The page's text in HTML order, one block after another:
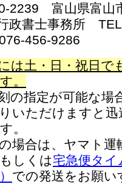
2239 富山県富山
政書士事務所
456-9286
は土・日・祝日で
。
の指定が可能な場
いただけますと
。
場合は、ヤマト運
もしくは宅急便タ
での発送をお願